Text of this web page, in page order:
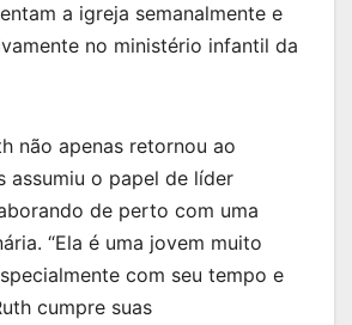
a igreja semanalmente e
no ministério infantil da
não apenas retornou ao
assumiu o papel de líder
de perto com uma
“Ela é uma jovem muito
com seu tempo e
cumpre suas